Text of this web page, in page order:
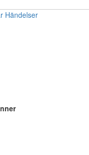
Händelser